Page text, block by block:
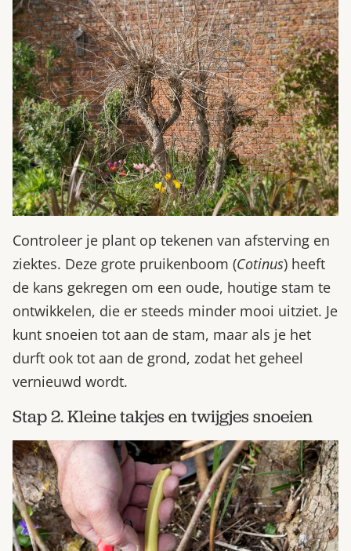
Controleer je plant op tekenen van afsterving en
ziektes. Deze grote pruikenboom (Cotinus) heeft
de kans gekregen om een oude, houtige stam te
ontwikkelen, die er steeds minder mooi uitziet. Je
kunt snoeien tot aan de stam, maar als je het
durft ook tot aan de grond, zodat het geheel
vernieuwd wordt.
Stap 2. Kleine takjes en twijgjes snoeien